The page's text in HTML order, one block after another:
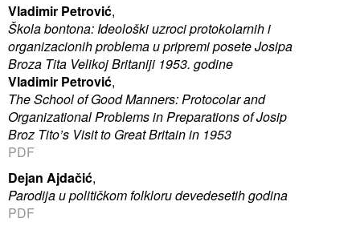
Vladimir Petrović,
Škola bontona: Ideološki uzroci protokolarnih i
organizacionih problema u pripremi posete Josipa
Broza Tita Velikoj Britaniji 1953. godine
Vladimir Petrović,
The School of Good Manners: Protocolar and
Organizational Problems in Preparations of Josip
Broz Tito’s Visit to Great Britain in 1953
PDF
Dejan Ajdačić,
Parodija u političkom folkloru devedesetih godina
PDF